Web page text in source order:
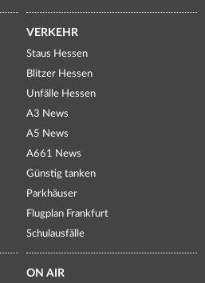
VERKEHR
Staus Hessen
Blitzer Hessen
Unfälle Hessen
A3 News
A5 News
A661 News
Günstig tanken
Parkhäuser
Flugplan Frankfurt
Schulausfälle
ON AIR